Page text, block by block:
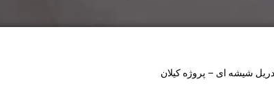
شیشه ای – پروژه کیلان